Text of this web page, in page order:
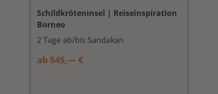
Schildkröteninsel | Reiseinspiration
Borneo
2 Tage ab/bis Sandakan
ab 545,— €